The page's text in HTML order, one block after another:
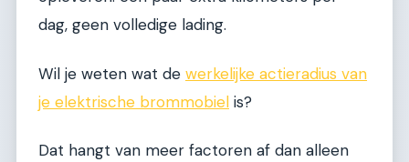
dag, geen volledige lading.
Wil je weten wat de werkelijke actieradius van
je elektrische brommobiel is?
Dat hangt van meer factoren af dan alleen